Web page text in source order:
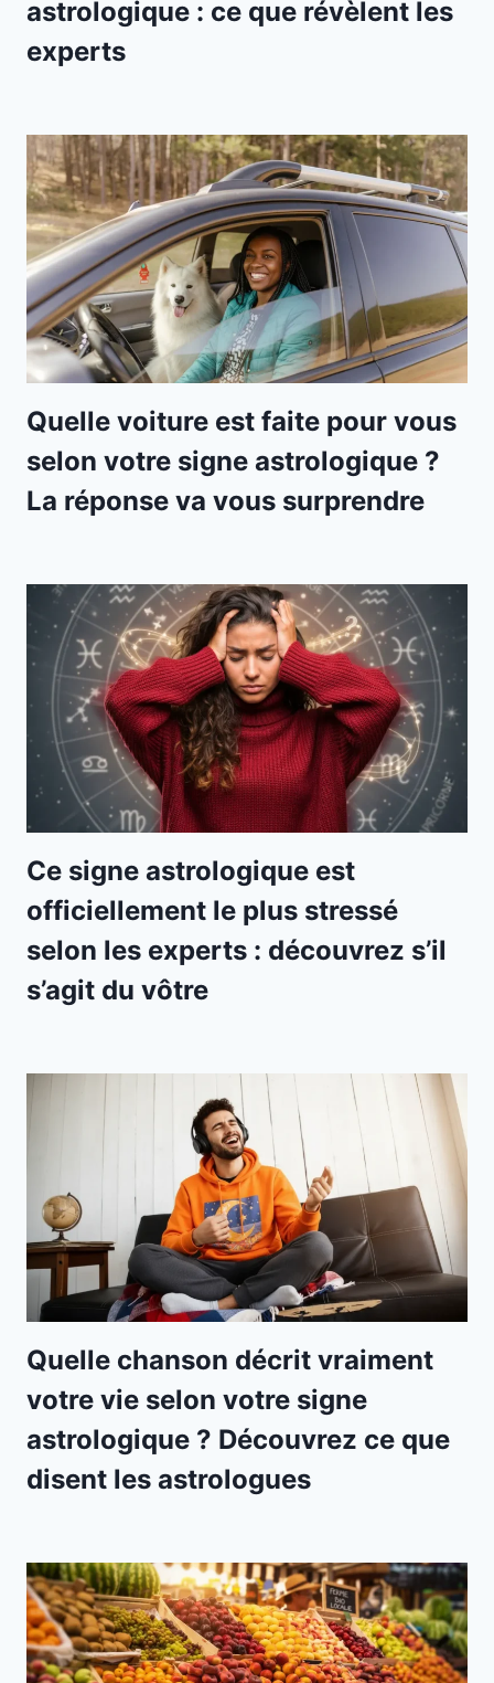
astrologique : ce que révèlent les
experts
Quelle voiture est faite pour vous
selon votre signe astrologique ?
La réponse va vous surprendre
Ce signe astrologique est
officiellement le plus stressé
selon les experts : découvrez s’il
s’agit du vôtre
Quelle chanson décrit vraiment
votre vie selon votre signe
astrologique ? Découvrez ce que
disent les astrologues